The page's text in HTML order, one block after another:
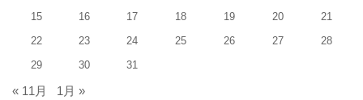
15
16 17 18 19 20
21
22
23 24 25 26 27
28
29
30 31
« 11月 1月 »